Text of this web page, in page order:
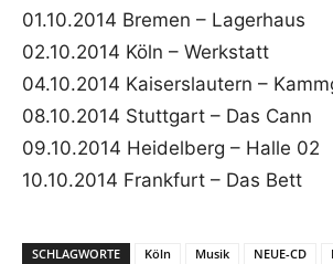
01.10.2014 Bremen – Lagerhaus
02.10.2014 Köln – Werkstatt
04.10.2014 Kaiserslautern –
08.10.2014 Stuttgart – Das Cann
09.10.2014 Heidelberg – Halle 02
10.10.2014 Frankfurt – Das Bett
SCHLAGWORTE Köln Musik NEUE-CD